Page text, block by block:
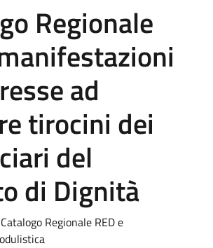
Regionale
ad
tirocini dei
del
di Dignità
Regionale RED e